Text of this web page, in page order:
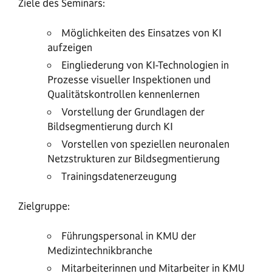
Ziele des Seminars:
Möglichkeiten des Einsatzes von KI
aufzeigen
Eingliederung von KI-Technologien in
Prozesse visueller Inspektionen und
Qualitätskontrollen kennenlernen
Vorstellung der Grundlagen der
Bildsegmentierung durch KI
Vorstellen von speziellen neuronalen
Netzstrukturen zur Bildsegmentierung
Trainingsdatenerzeugung
Zielgruppe:
Führungspersonal in KMU der
Medizintechnikbranche
Mitarbeiterinnen und Mitarbeiter in KMU